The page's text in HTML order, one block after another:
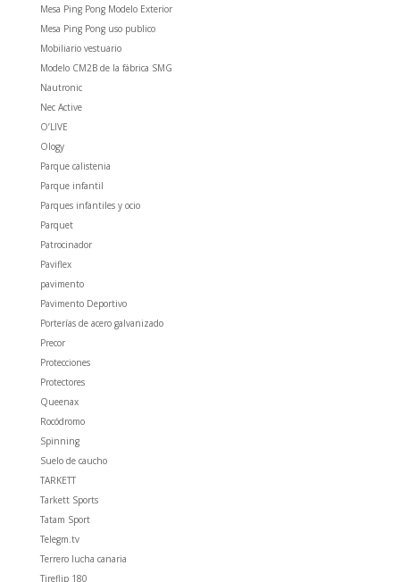
Mesa Ping Pong Modelo Exterior
Mesa Ping Pong uso publico
Mobiliario vestuario
Modelo CM2B de la fábrica SMG
Nautronic
Nec Active
O’LIVE
Ology
Parque calistenia
Parque infantil
Parques infantiles y ocio
Parquet
Patrocinador
Paviflex
pavimento
Pavimento Deportivo
Porterías de acero galvanizado
Precor
Protecciones
Protectores
Queenax
Rocódromo
Spinning
Suelo de caucho
TARKETT
Tarkett Sports
Tatam Sport
Telegm.tv
Terrero lucha canaria
Tireflip 180